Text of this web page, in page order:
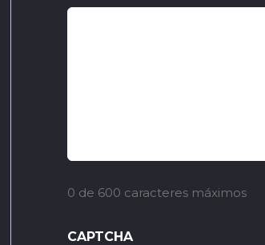
0 de 600 caracteres máximos
CAPTCHA